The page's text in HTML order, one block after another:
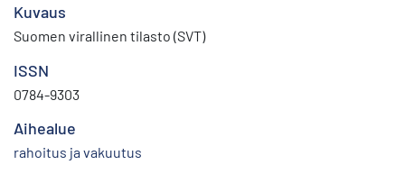
Kuvaus
Suomen virallinen tilasto (SVT)
ISSN
0784-9303
Aihealue
rahoitus ja vakuutus